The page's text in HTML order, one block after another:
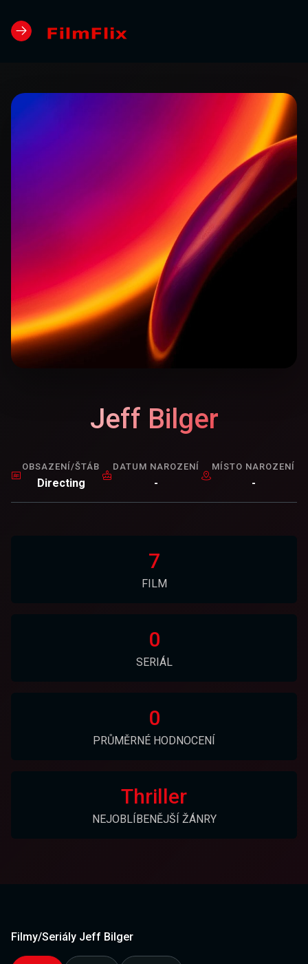
Jeff Bilger
OBSAZENÍ/ŠTÁB
Directing
DATUM NAROZENÍ
-
MÍSTO NAROZENÍ
-
7
FILM
0
SERIÁL
0
PRŮMĚRNÉ HODNOCENÍ
Thriller
NEJOBLÍBENĚJŠÍ ŽÁNRY
Filmy/Seriály Jeff Bilger